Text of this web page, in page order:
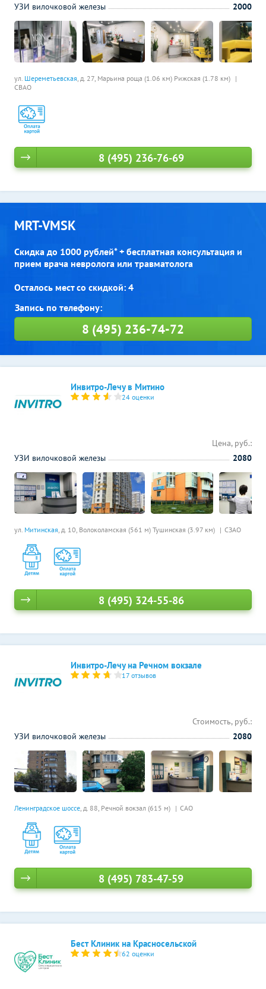
ул. Шереметьевская, д. 27, Марьина роща (1.06 км) Рижская (1.78 км)
СВАО
УЗИ вилочковой железы
2000
8 (495) 236-76-69
MRT-VMSK
Скидка до 1000 рублей* + бесплатная консультация и
прием врача невролога или травматолога
Осталось мест со скидкой: 4
8 (495) 236-74-72
Инвитро-Лечу в Митино
24 оценки
ул. Митинская, д. 10, Волоколамская (561 м) Тушинская (3.97 км) СЗАО
Цена, руб.:
УЗИ вилочковой железы
2080
8 (495) 324-55-86
Инвитро-Лечу на Речном вокзале
17 отзывов
Ленинградское шоссе, д. 88, Речной вокзал (615 м) САО
Стоимость, руб.:
УЗИ вилочковой железы
2080
8 (495) 783-47-59
Бест Клиник на Красносельской
62 оценки